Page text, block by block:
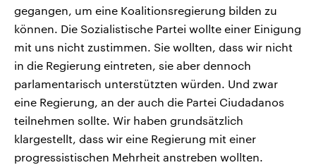
gegangen, um eine Koalitionsregierung bilden zu
können. Die Sozialistische Partei wollte einer Einigung
mit uns nicht zustimmen. Sie wollten, dass wir nicht
in die Regierung eintreten, sie aber dennoch
parlamentarisch unterstützten würden. Und zwar
eine Regierung, an der auch die Partei Ciudadanos
teilnehmen sollte. Wir haben grundsätzlich
klargestellt, dass wir eine Regierung mit einer
progressistischen Mehrheit anstreben wollten.